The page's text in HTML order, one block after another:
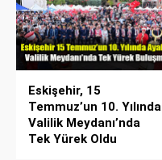
Eskişehir, 15
Temmuz’un 10. Yılında
Valilik Meydanı’nda
Tek Yürek Oldu